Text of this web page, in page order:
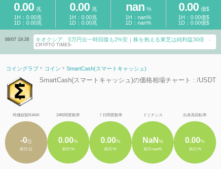
0.00 兆
1H：0.00兆
1D：0.00兆
0.00 兆
1H：0.00兆
1D：0.00兆
nan %
1H：nan%
1D：nan%
0.00 億$
1H：0.00億$
1D：0.00億$
08/07 19:26 キオクシア、5万円台一時回復も2%安｜株を抱える東芝は純利益30倍
-
CRYPTO TIMES-
コイングラブ コイン SmartCash(スマートキャッシュ)
SmartCash(スマートキャッシュ)の価格相場チャート : /USDT
時価総額RANK
-0位
前日:位
24時間変動率
0.00%
前日:%
７日間変動率
0.00%
前日:%
ドミナンス
NaN %
前日:nan%
出来高回転率
0.00%
前日:%